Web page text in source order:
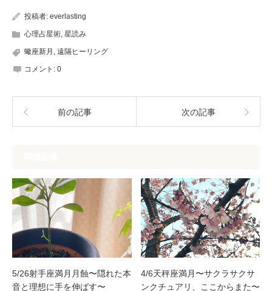
投稿者: everlasting
心理占星術 星読み
蠍座新月 遠隔ヒーリング
コメント: 0
前の記事 次の記事
5/26射手座満月月蝕〜隠れた本
音と理想に手を伸ばす〜
4/6天秤座満月〜サクラサクサ
ンクチュアリ、ここからまた〜